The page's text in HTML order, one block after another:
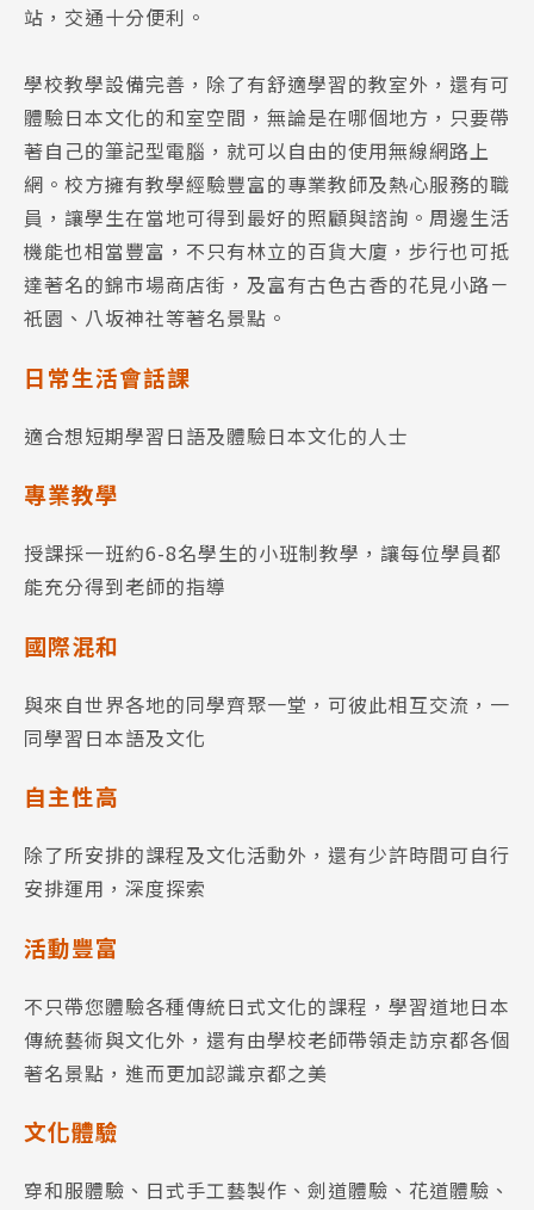
站，交通十分便利。
學校教學設備完善，除了有舒適學習的教室外，還有可
體驗日本文化的和室空間，無論是在哪個地方，只要帶
著自己的筆記型電腦，就可以自由的使用無線網路上
網。校方擁有教學經驗豐富的專業教師及熱心服務的職
員，讓學生在當地可得到最好的照顧與諮詢。周邊生活
機能也相當豐富，不只有林立的百貨大廈，步行也可抵
達著名的錦市場商店街，及富有古色古香的花見小路－
祇園、八坂神社等著名景點。
日常生活會話課
適合想短期學習日語及體驗日本文化的人士
專業教學
授課採一班約6-8名學生的小班制教學，讓每位學員都
能充分得到老師的指導
國際混和
與來自世界各地的同學齊聚一堂，可彼此相互交流，一
同學習日本語及文化
自主性高
除了所安排的課程及文化活動外，還有少許時間可自行
安排運用，深度探索
活動豐富
不只帶您體驗各種傳統日式文化的課程，學習道地日本
傳統藝術與文化外，還有由學校老師帶領走訪京都各個
著名景點，進而更加認識京都之美
文化體驗
穿和服體驗、日式手工藝製作、劍道體驗、花道體驗、